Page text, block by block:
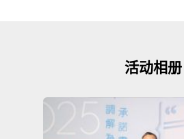
活动相册